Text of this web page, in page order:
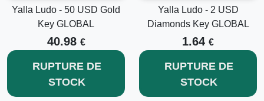
Yalla Ludo - 50 USD Gold
Key GLOBAL
40.98 €
RUPTURE DE
STOCK
Yalla Ludo - 2 USD
Diamonds Key GLOBAL
1.64 €
RUPTURE DE
STOCK